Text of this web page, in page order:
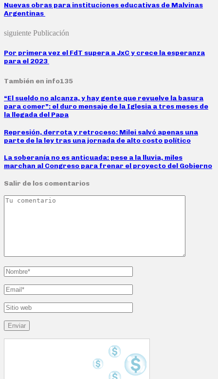
Nuevas obras para instituciones educativas de Malvinas
Argentinas
siguiente Publicación
Por primera vez el FdT supera a JxC y crece la esperanza
para el 2023
También en info135
“El sueldo no alcanza, y hay gente que revuelve la basura
para comer”: el duro mensaje de la Iglesia a tres meses de
la llegada del Papa
Represión, derrota y retroceso: Milei salvó apenas una
parte de la ley tras una jornada de alto costo político
La soberanía no es anticuada: pese a la lluvia, miles
marchan al Congreso para frenar el proyecto del Gobierno
Salir de los comentarios